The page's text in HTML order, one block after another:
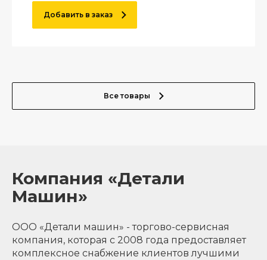
Добавить в заказ
Все товары
Компания «Детали
Машин»
ООО «Детали машин» - торгово-сервисная
компания, которая с 2008 года предоставляет
комплексное снабжение клиентов лучшими